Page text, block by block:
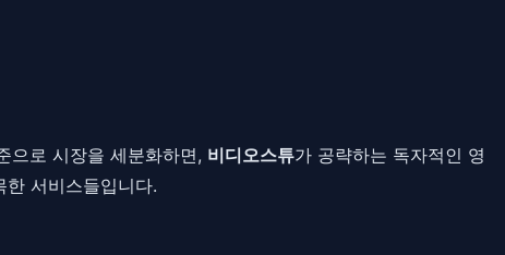
으로 시장을 세분화하면, 비디오스튜가 공략하는 독자적인 영
서비스들입니다.